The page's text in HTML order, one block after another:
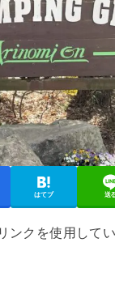
はてブ 送
ンクを使用してい